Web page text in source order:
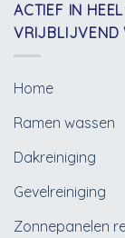
ACTIEF IN
VRIJBLIJVEND
Home
Ramen wassen
Dakreiniging
Gevelreiniging
Zonnepanelen